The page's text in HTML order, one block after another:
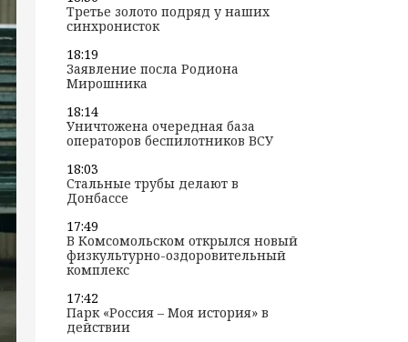
Третье золото подряд у наших
синхронисток
18:19
Заявление посла Родиона
Мирошника
18:14
Уничтожена очередная база
операторов беспилотников ВСУ
18:03
Стальные трубы делают в
Донбассе
17:49
В Комсомольском открылся новый
физкультурно-оздоровительный
комплекс
17:42
Парк «Россия – Моя история» в
действии